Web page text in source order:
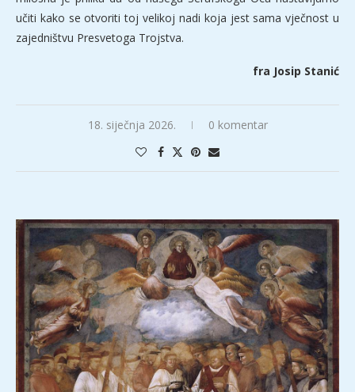
učiti kako se otvoriti toj velikoj nadi koja jest sama vječnost u
zajedništvu Presvetoga Trojstva.
fra Josip Stanić
18. siječnja 2026. 0 komentar